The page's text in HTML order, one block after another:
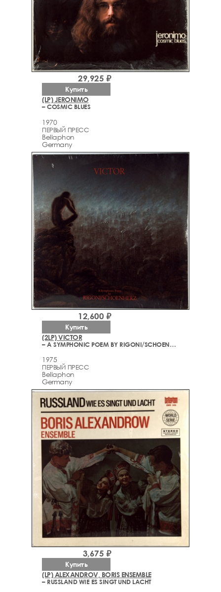
(LP) JERONIMO
– COSMIC BLUES
1970
ПЕРВЫЙ ПРЕСС
Bellaphon
Germany
29,925 ₽
Купить
(2LP) VICTOR
– A SYMPHONIC POEM BY RIGONI/SCHOENHERZ
1975
ПЕРВЫЙ ПРЕСС
Bellaphon
Germany
12,600 ₽
Купить
(LP) ALEXANDROV, BORIS ENSEMBLE
– RUSSLAND WIE ES SINGT UND LACHT
3,675 ₽
Купить